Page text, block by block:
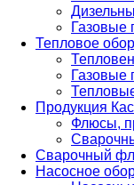
Газовые
Тепловое
Газовые
Продукция
Флюсы,
Сварочный
Насосное